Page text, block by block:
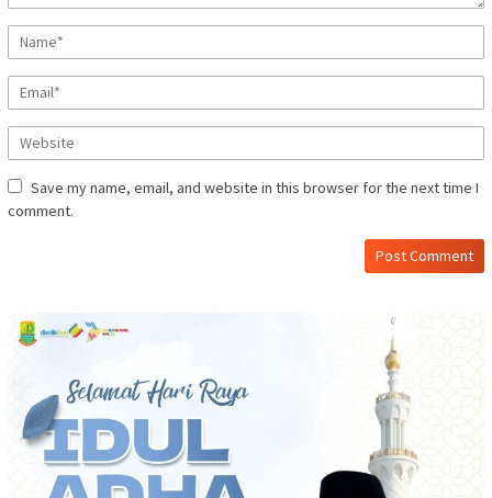
Save my name, email, and website in this browser for the next time I
comment.